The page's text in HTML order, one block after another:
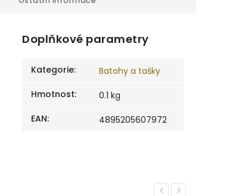
Doplňkové parametry
Kategorie:
Batohy a tašky
Hmotnost:
0.1 kg
EAN: 4895205607972
Previous
Next